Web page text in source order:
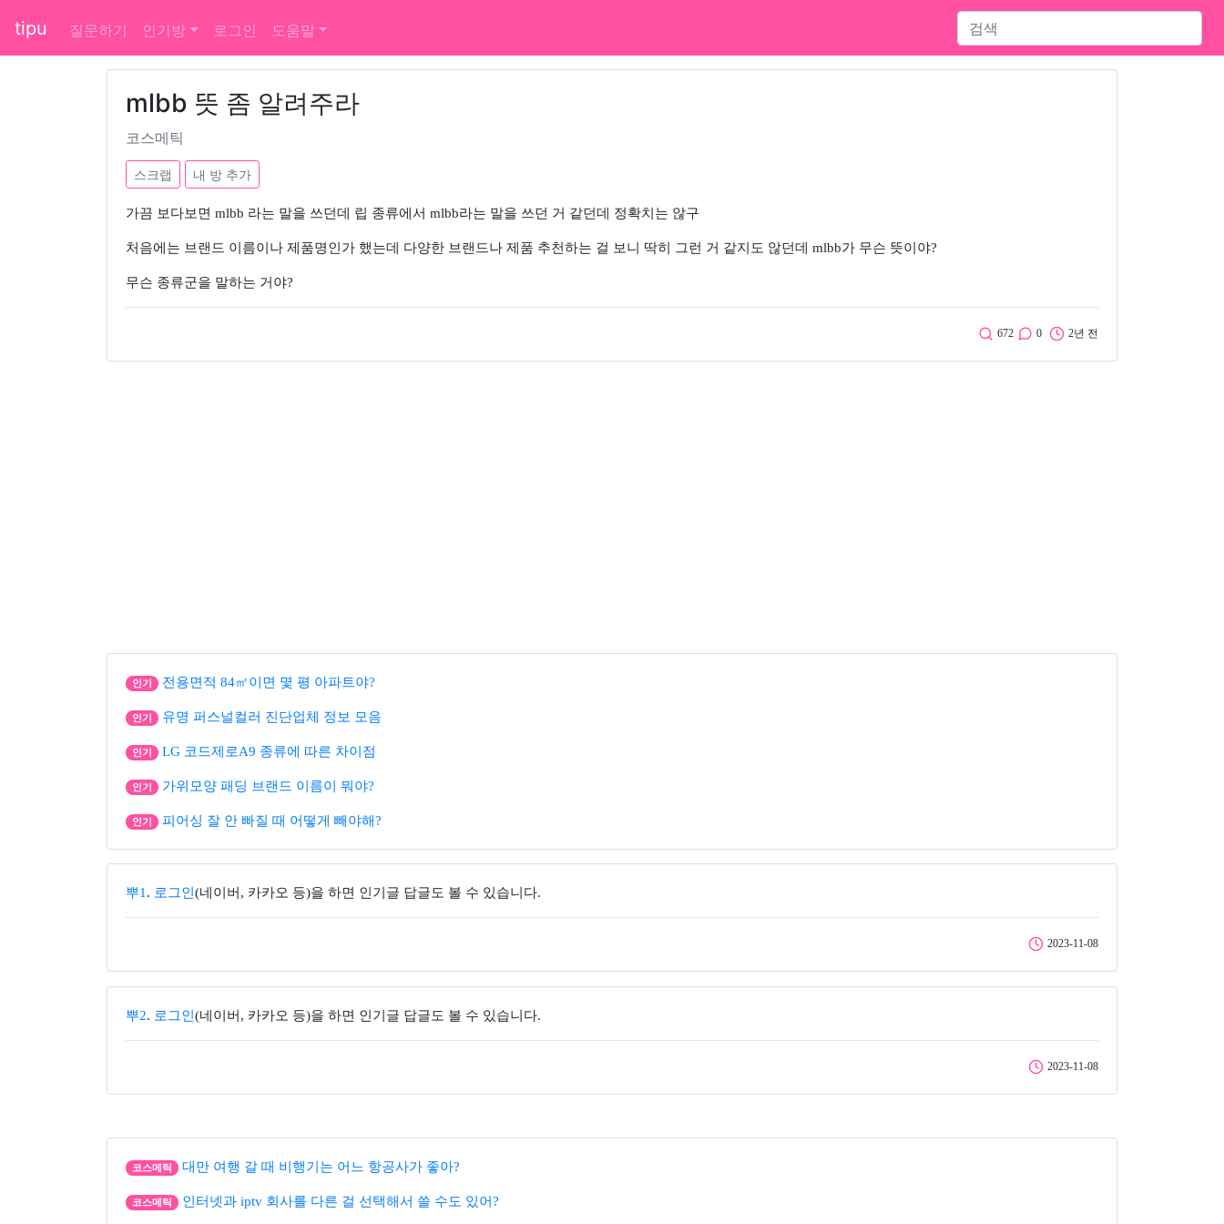
tipu 질문하기 인기방 로그인 도움말
mlbb 뜻 좀 알려주라
코스메틱
스크랩 내 방 추가
가끔 보다보면 mlbb 라는 말을 쓰던데 립 종류에서 mlbb라는 말을 쓰던 거 같던데 정확치는 않구
처음에는 브랜드 이름이나 제품명인가 했는데 다양한 브랜드나 제품 추천하는 걸 보니 딱히 그런 거 같지도 않던데 mlbb가 무슨 뜻이야?
무슨 종류군을 말하는 거야?
672 0 2년 전
인기 전용면적 84㎡이면 몇 평 아파트야?
인기 유명 퍼스널컬러 진단업체 정보 모음
인기 LG 코드제로A9 종류에 따른 차이점
인기 가위모양 패딩 브랜드 이름이 뭐야?
인기 피어싱 잘 안 빠질 때 어떻게 빼야해?
뿌1 . 로그인 (네이버, 카카오 등)을 하면 인기글 답글도 볼 수 있습니다.
2023-11-08
뿌2. 로그인 (네이버, 카카오 등)을 하면 인기글 답글도 볼 수 있습니다.
2023-11-08
코스메틱 대만 여행 갈 때 비행기는 어느 항공사가 좋아?
코스메틱 인터넷과 iptv 회사를 다른 걸 선택해서 쓸 수도 있어?